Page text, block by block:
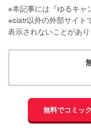
※本記事には『ゆるキャ
※ciatr以外の外部サイト
表示されないことがあり
無料でコミッ